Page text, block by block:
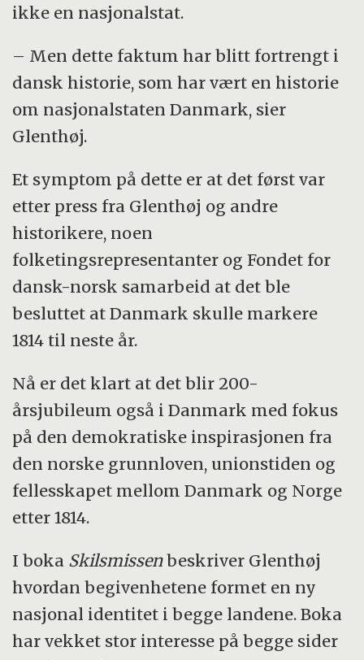
ikke en nasjonalstat.
– Men dette faktum har blitt fortrengt i
dansk historie, som har vært en historie
om nasjonalstaten Danmark, sier
Glenthøj.
Et symptom på dette er at det først var
etter press fra Glenthøj og andre
historikere, noen
folketingsrepresentanter og Fondet for
dansk-norsk samarbeid at det ble
besluttet at Danmark skulle markere
1814 til neste år.
Nå er det klart at det blir 200-
årsjubileum også i Danmark med fokus
på den demokratiske inspirasjonen fra
den norske grunnloven, unionstiden og
fellesskapet mellom Danmark og Norge
etter 1814.
I boka Skilsmissenbeskriver Glenthøj
hvordan begivenhetene formet en ny
nasjonal identitet i begge landene. Boka
har vekket stor interesse på begge sider